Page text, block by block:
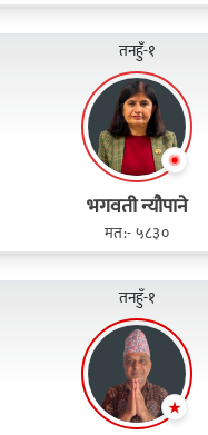
तनहुँ-१
भगवती न्यौपाने
मत:- ५८३०
तनहुँ-१